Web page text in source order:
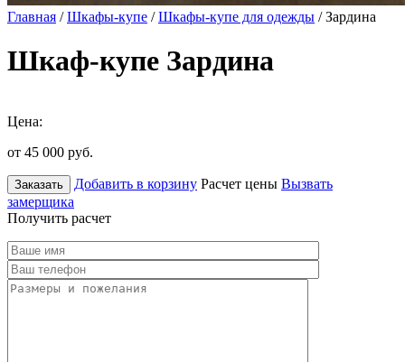
Главная /Шкафы-купе /Шкафы-купе для одежды / Зардина
Шкаф-купе Зардина
Цена:
от 45 000 руб.
Заказать Добавить в корзину Расчет цены Вызвать
замерщика
Получить расчет